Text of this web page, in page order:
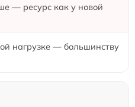
— ресурс как у новой
нагрузке — большинству